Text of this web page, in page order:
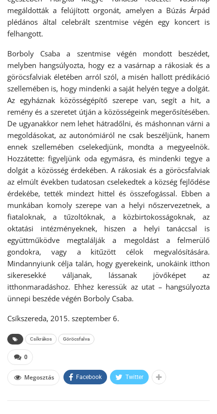
megáldották a felújított orgonát, amelyen a Búzás Árpád
plédános által celebrált szentmise végén egy koncert is
felhangott.
Borboly Csaba a szentmise végén mondott beszédet,
melyben hangsúlyozta, hogy ez a vasárnap a rákosiak és a
göröcsfalviak életében arról szól, a misén hallott prédikáció
szellemében is, hogy mindenki a saját helyén tegye a dolgát.
Az egyháznak közösségépítő szerepe van, segít a hit, a
remény és a szeretet útján a közösségeink megerősítésében.
De ugyanakkor nem lehet hátradőlni, és máshonnan várni a
megoldásokat, az autonómiáról ne csak beszéljünk, hanem
ennek szellemében cselekedjünk, mondta a megyeelnök.
Hozzátette: figyeljünk oda egymásra, és mindenki tegye a
dolgát a közösség érdekében. A rákosiak és a göröcsfalviak
az elmúlt években tudatosan cselekedtek a község fejlődése
érdekébe, tették mindezt hittel és összefogással. Ebben a
munkában komoly szerepe van a helyi nőszervezetnek, a
fiataloknak, a tűzoltóknak, a közbirtokosságoknak, az
oktatási intézményeknek, hiszen a helyi tanáccsal is
együttműködve megtalálják a megoldást a felmerülő
gondokra, vagy a kitűzött célok megvalósítására.
Mindannyiunk célja talán, hogy gyerekeink, unokáink itthon
sikeresekké váljanak, lássanak jövőképet az
itthonmaradáshoz. Ehhez keressük az utat – hangsúlyozta
ünnepi beszéde végén Borboly Csaba.
Csíkszereda, 2015. szeptember 6.
Csíkrákos Göröcsfalva
0
Megosztás Facebook Twitter